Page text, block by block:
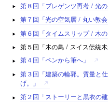
第８回「ブレゲンツ再考 / 光の
第７回「光の空気層 / 丸い教会
第６回「タイムスリップ / 木の
第５回「木の鳥 / スイス伝統木
第４回「ペンから筆へ」
第３回「建築の輪郭。質量と
げ。」
第２回「ストーリーと黒衣の建